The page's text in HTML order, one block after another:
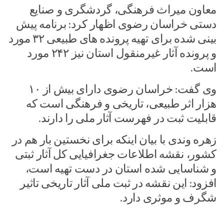
معاون میراث فرهنگی، گردشگری و صنایع
دستی خراسان رضوی اظهار کرد: برنامه پیش
بینی شده برای تهیه پرونده های طبیعی ۳۲ مورد
و پرونده آثار غیرمنقول استان نیز ۲۴۲ مورد
است.
وی گفت: خراسان رضوی دارای بیش از ۱۰
هزار اثر طبیعی، تاریخی و فرهنگی است که
قابلیت ثبت در فهرست آثار ملی را دارند.
زهره وندی با بیان اینکه برای نخستین بار هم در
کشور، نقشه اطلاعات جغرافیایی کل آثار ثبتی
و شناسایی شده استان در دست تهیه است،
افزود: این نقشه در ثبت ملی آثار تاریخی تاثیر
شگرف و موثری دارد.